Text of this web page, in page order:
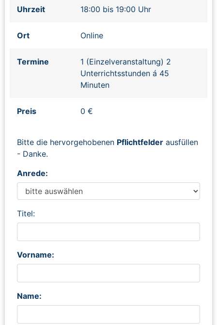
Uhrzeit 18:00 bis 19:00 Uhr
Ort Online
Termine
1 (Einzelveranstaltung) 2
Unterrichtsstunden á 45
Minuten
Preis 0 €
Bitte die hervorgehobenen Pflichtfelder ausfüllen
- Danke.
Anrede:
Titel:
Vorname:
Name: